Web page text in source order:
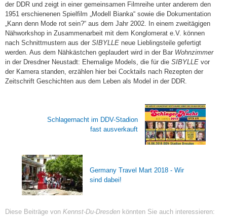
der DDR und zeigt in einer gemeinsamen Filmreihe unter anderem den
1951 erschienenen Spielfilm „Modell Bianka“ sowie die Dokumentation
„Kann denn Mode rot sein?“ aus dem Jahr 2002. In einem zweitägigen
Nähworkshop in Zusammenarbeit mit dem Konglomerat e.V. können
nach Schnittmustern aus der SIBYLLE neue Lieblingsteile gefertigt
werden. Aus dem Nähkästchen geplaudert wird in der Bar Wohnzimmer
in der Dresdner Neustadt: Ehemalige Models, die für die SIBYLLE vor
der Kamera standen, erzählen hier bei Cocktails nach Rezepten der
Zeitschrift Geschichten aus dem Leben als Model in der DDR.
Schlagernacht im DDV-Stadion
fast ausverkauft
Germany Travel Mart 2018 - Wir
sind dabei!
Diese Beiträge von Kennst-Du-Dresden könnten Sie auch interessieren: